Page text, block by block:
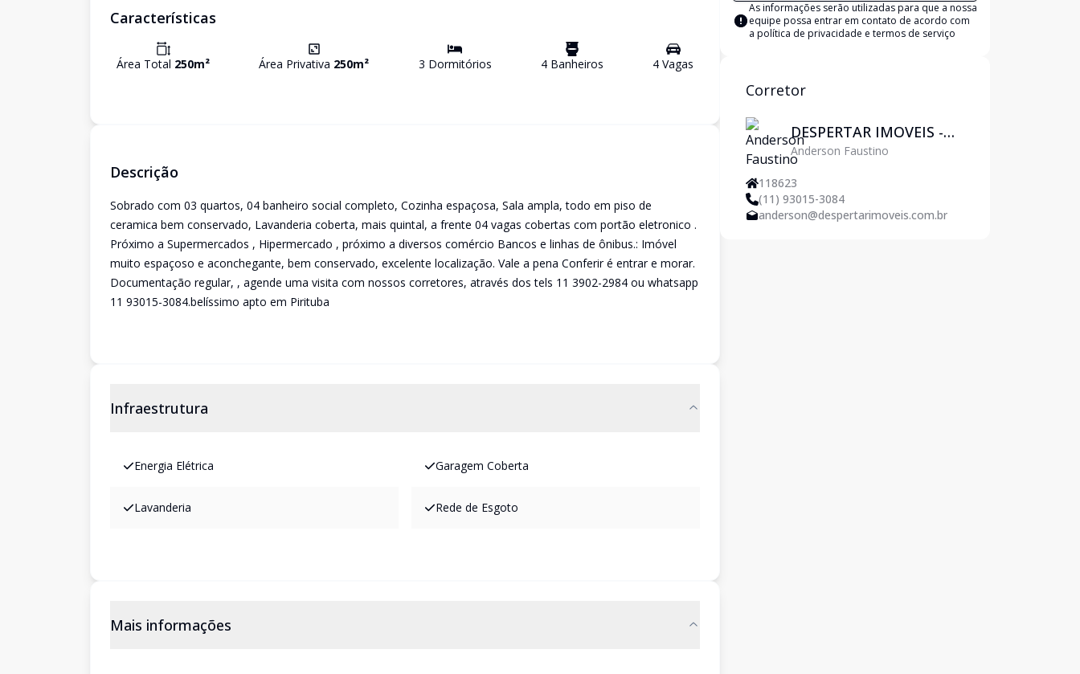
Características
Área Total 250m² Área Privativa 250m² 3 Dormitórios 4Banheiros 4 Vagas
Descrição
Sobrado com 03 quartos, 04 banheiro social completo, Cozinha espaçosa, Sala ampla, todo em piso de
ceramica bem conservado, Lavanderia coberta, mais quintal, a frente 04 vagas cobertas com portão eletronico .
Próximo a Supermercados , Hipermercado , próximo a diversos comércio Bancos e linhas de ônibus.: Imóvel
muito espaçoso e aconchegante, bem conservado, excelente localização. Vale a pena Conferir é entrar e morar.
Documentação regular, , agende uma visita com nossos corretores, através dos tels 11 3902-2984 ou whatsapp
11 93015-3084.belíssimo apto em Pirituba
Infraestrutura
Energia Elétrica Garagem Coberta
Lavanderia Rede de Esgoto
Mais informações
As informações serão utilizadas para que a nossa
equipe possa entrar em contato de acordo com
a política de privacidade e termos de serviço
Corretor
DESPERTAR IMOVEIS -
Pirituba
Anderson Faustino
118623
(11) 93015-3084
anderson@despertarimoveis.com.br